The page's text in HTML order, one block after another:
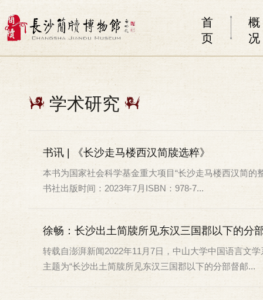
首
页
概
况
学术研究
书讯 | 《长沙走马楼西汉简牍选粹》
本书为国家社会科学基金重大项目“长沙走马楼西汉简
书社出版时间：2023年7月ISBN：978-7...
徐畅：长沙出土简牍所见东汉三国郡以下的分
转载自澎湃新闻2022年11月7日，中山大学中国语言文
主题为“长沙出土简牍所见东汉三国郡以下的分部督邮...